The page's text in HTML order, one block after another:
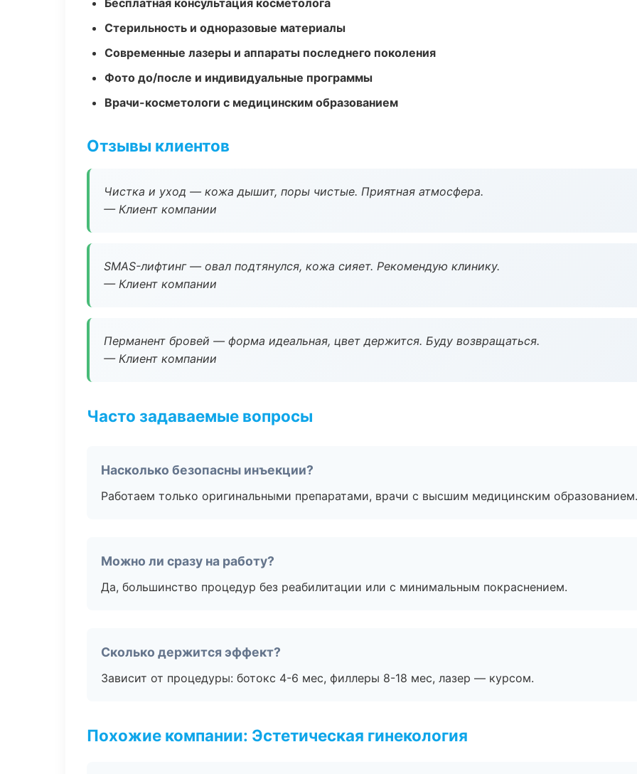
Бесплатная консультация косметолога
Стерильность и одноразовые материалы
Современные лазеры и аппараты последнего поколения
Фото до/после и индивидуальные программы
Врачи-косметологи с медицинским образованием
Отзывы клиентов
Чистка и уход — кожа дышит, поры чистые. Приятная атмосфера.
— Клиент компании
SMAS-лифтинг — овал подтянулся, кожа сияет. Рекомендую клинику.
— Клиент компании
Перманент бровей — форма идеальная, цвет держится. Буду возвращаться.
— Клиент компании
Часто задаваемые вопросы
Насколько безопасны инъекции?
Работаем только оригинальными препаратами, врачи с высшим медицинским образованием.
Можно ли сразу на работу?
Да, большинство процедур без реабилитации или с минимальным покраснением.
Сколько держится эффект?
Зависит от процедуры: ботокс 4-6 мес, филлеры 8-18 мес, лазер — курсом.
Похожие компании: Эстетическая гинекология